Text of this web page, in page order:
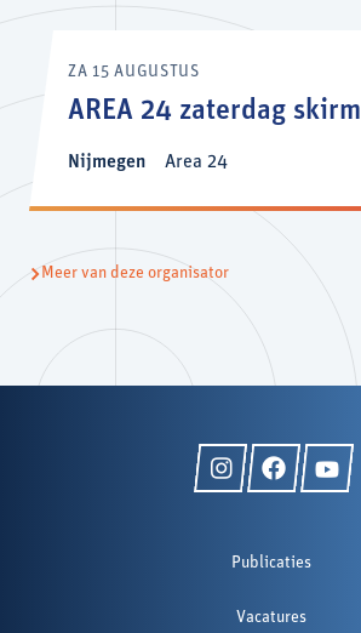
ZA 15 AUGUSTUS
AREA 24 zaterdag skirm
Nijmegen Area 24
Meer van deze organisator
Publicaties
Vacatures